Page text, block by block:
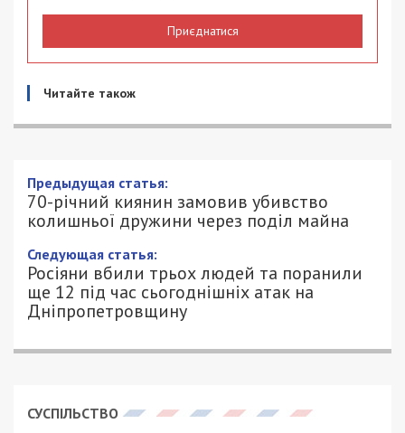
Приєднатися
Читайте також
Предыдущая статья:
70-річний киянин замовив убивство
колишньої дружини через поділ майна
Следующая статья:
Росіяни вбили трьох людей та поранили
ще 12 під час сьогоднішніх атак на
Дніпропетровщину
СУСПІЛЬСТВО